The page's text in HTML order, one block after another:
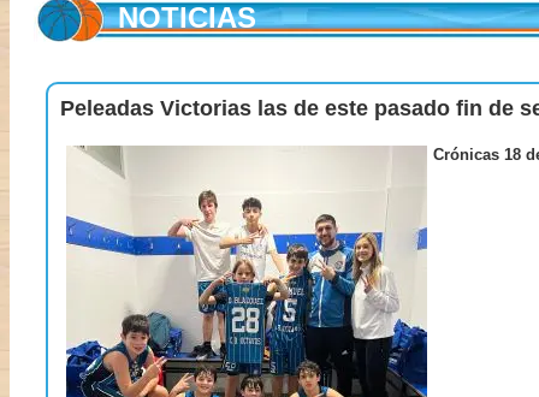
NOTICIAS
Peleadas Victorias las de este pasado fin de
Crónicas 18